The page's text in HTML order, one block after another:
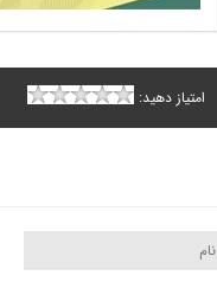
امتیاز دهید: